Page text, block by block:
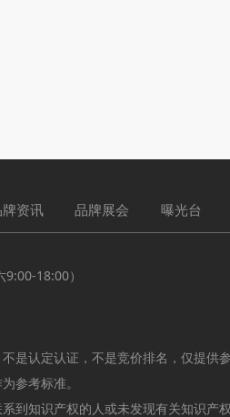
资讯 品牌展会 曝光台
9:00-18:00）
是认定认证，不是竞价排名，仅提
参考标准。
到知识产权的人或未发现有关知识产